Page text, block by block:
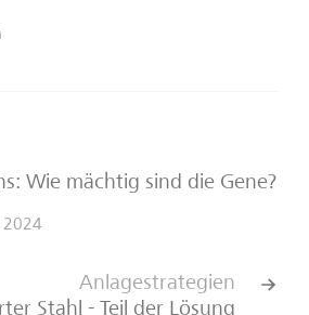
Wie mächtig sind die Gene?
2024
Anlagestrategien
Stahl - Teil der Lösung